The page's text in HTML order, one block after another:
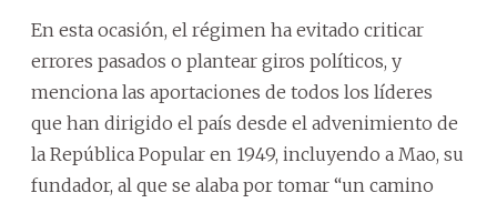
En esta ocasión, el régimen ha evitado criticar
errores pasados o plantear giros políticos, y
menciona las aportaciones de todos los líderes
que han dirigido el país desde el advenimiento de
la República Popular en 1949, incluyendo a Mao, su
fundador, al que se alaba por tomar “un camino